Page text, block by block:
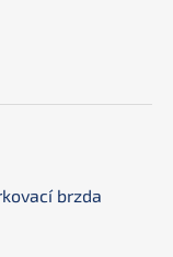
brzda